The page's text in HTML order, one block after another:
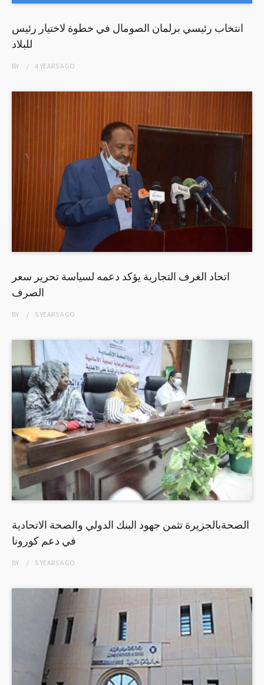
انتخاب رئيسي برلمان الصومال في خطوة لاختيار رئيس
للبلاد
BY 4 YEARSAGO
اتحاد الغرف التجارية يؤكد دعمه لسياسة تحرير سعر
الصرف
BY 5 YEARSAGO
الصحةبالجزيرة تثمن جهود البنك الدولي والصحة الاتحادية
في دعم كورونا
BY 5 YEARSAGO